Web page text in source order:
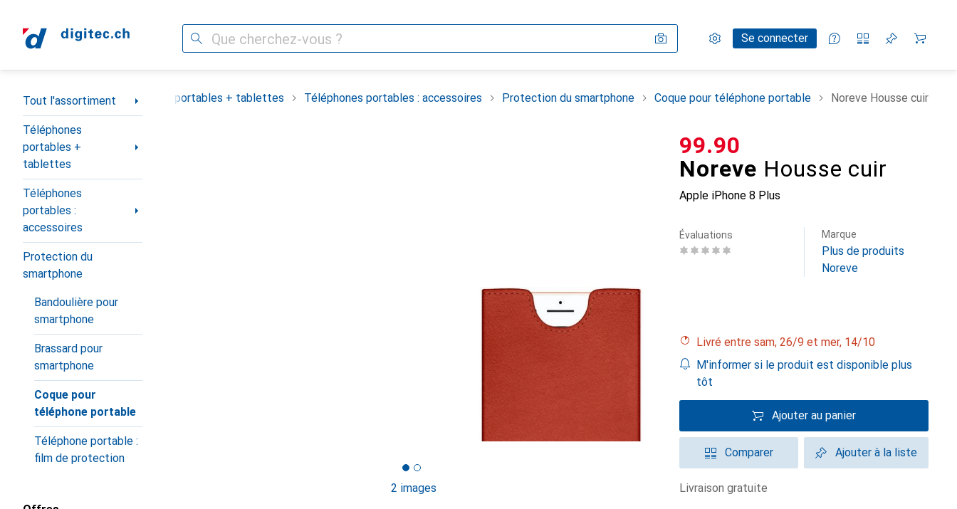
Recherche Paramètres
Compte clientSe connecter
Listes de comparaison
Listes d'envies
Panier
Navigation par catégorie
Tout l'assortiment
Téléphones
portables +
tablettes
Téléphones
portables :
accessoires
Protection du
smartphone
Bandoulière pour
smartphone
Brassard pour
smartphone
Coque pour
téléphone portable
Téléphone portable :
film de protection
Tout l'assortiment Téléphones portables + tablettes Téléphones portables : accessoires Protection du smartphone Coque pour téléphone portable Noreve Housse cuir
2 images
Noreve Housse cuir
Apple iPhone 8 Plus
CHF
99.90
Évaluations Marque
Plus de produits
Noreve
Livré entre sam, 26/9 et mer, 14/10
M'informer si le produit est disponible plus
tôt
Ajouter au panier
Comparer Ajouter à la liste
livraison gratuite